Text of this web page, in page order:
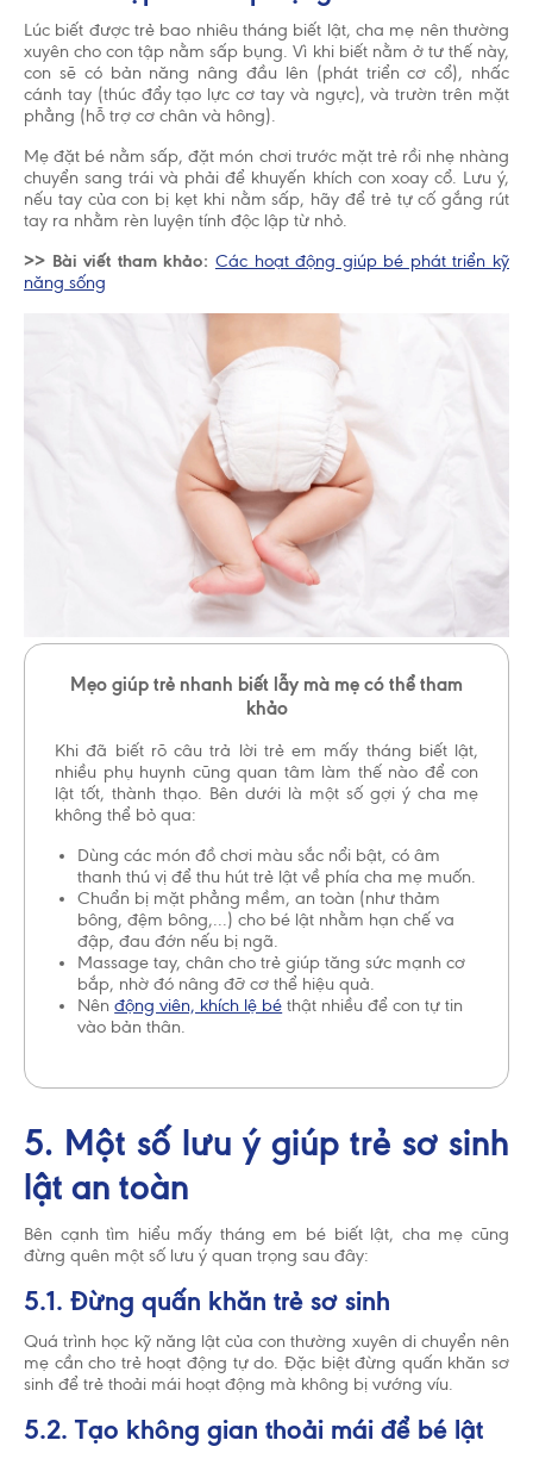
Lúc biết được trẻ bao nhiêu tháng biết lật, cha mẹ nên thường
xuyên cho con tập nằm sấp bụng. Vì khi biết nằm ở tư thế này,
con sẽ có bản năng nâng đầu lên (phát triển cơ cổ), nhấc
cánh tay (thúc đẩy tạo lực cơ tay và ngực), và trườn trên mặt
phẳng (hỗ trợ cơ chân và hông).
Mẹ đặt bé nằm sấp, đặt món chơi trước mặt trẻ rồi nhẹ nhàng
chuyển sang trái và phải để khuyến khích con xoay cổ. Lưu ý,
nếu tay của con bị kẹt khi nằm sấp, hãy để trẻ tự cố gắng rút
tay ra nhằm rèn luyện tính độc lập từ nhỏ.
>> Bài viết tham khảo: Các hoạt động giúp bé phát triển kỹ
năng sống
Mẹo giúp trẻ nhanh biết lẫy mà mẹ có thể tham
khảo
Khi đã biết rõ câu trả lời trẻ em mấy tháng biết lật,
nhiều phụ huynh cũng quan tâm làm thế nào để con
lật tốt, thành thạo. Bên dưới là một số gợi ý cha mẹ
không thể bỏ qua:
Dùng các món đồ chơi màu sắc nổi bật, có âm
thanh thú vị để thu hút trẻ lật về phía cha mẹ muốn.
Chuẩn bị mặt phẳng mềm, an toàn (như thảm
bông, đệm bông,...) cho bé lật nhằm hạn chế va
đập, đau đớn nếu bị ngã.
Massage tay, chân cho trẻ giúp tăng sức mạnh cơ
bắp, nhờ đó nâng đỡ cơ thể hiệu quả.
Nênđộng viên, khích lệ bé thật nhiều để con tự tin
vào bản thân.
5. Một số lưu ý giúp trẻ sơ sinh
lật an toàn
Bên cạnh tìm hiểu mấy tháng em bé biết lật, cha mẹ cũng
đừng quên một số lưu ý quan trọng sau đây:
5.1. Đừng quấn khăn trẻ sơ sinh
Quá trình học kỹ năng lật của con thường xuyên di chuyển nên
mẹ cần cho trẻ hoạt động tự do. Đặc biệt đừng quấn khăn sơ
sinh để trẻ thoải mái hoạt động mà không bị vướng víu.
5.2. Tạo không gian thoải mái để bé lật